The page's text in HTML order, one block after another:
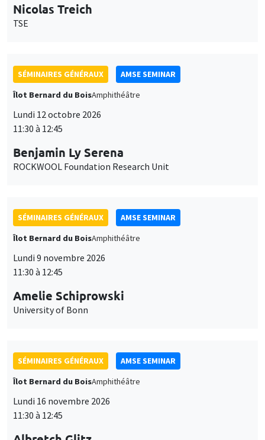
Nicolas Treich
TSE
SÉMINAIRES GÉNÉRAUX
AMSE SEMINAR
Îlot Bernard du BoisAmphithéâtre
Lundi 12 octobre 2026
11:30 à 12:45
Benjamin Ly Serena
ROCKWOOL Foundation Research Unit
SÉMINAIRES GÉNÉRAUX
AMSE SEMINAR
Îlot Bernard du BoisAmphithéâtre
Lundi 9 novembre 2026
11:30 à 12:45
Amelie Schiprowski
University of Bonn
SÉMINAIRES GÉNÉRAUX
AMSE SEMINAR
Îlot Bernard du BoisAmphithéâtre
Lundi 16 novembre 2026
11:30 à 12:45